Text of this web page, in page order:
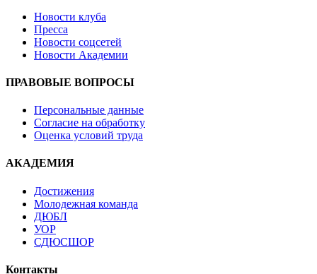
Новости клуба
Пресса
Новости соцсетей
Новости Академии
ПРАВОВЫЕ ВОПРОСЫ
Персональные данные
Согласие на обработку
Оценка условий труда
АКАДЕМИЯ
Достижения
Молодежная команда
ДЮБЛ
УОР
СДЮСШОР
Контакты